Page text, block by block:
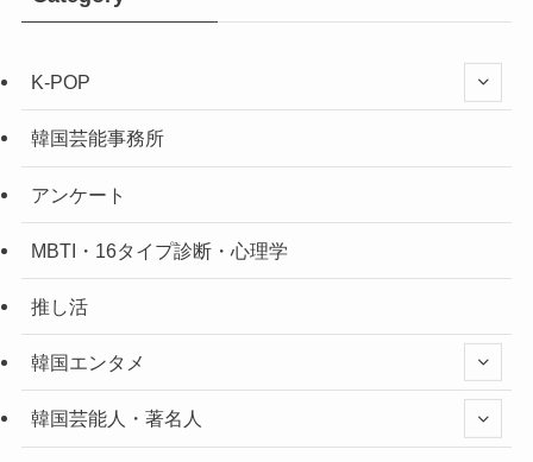
K-POP
韓国芸能事務所
アンケート
MBTI・16タイプ診断・心理学
推し活
韓国エンタメ
韓国芸能人・著名人